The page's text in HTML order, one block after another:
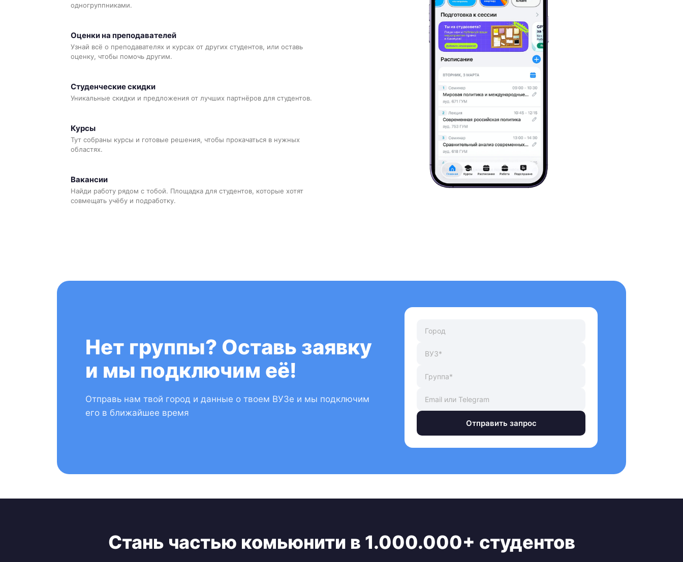
одногруппниками.
Оценки на преподавателей
Узнай всё о преподавателях и курсах от других студентов, или оставь
оценку, чтобы помочь другим.
Студенческие скидки
Уникальные скидки и предложения от лучших партнёров для студентов.
Курсы
Тут собраны курсы и готовые решения, чтобы прокачаться в нужных
областях.
Вакансии
Найди работу рядом с тобой. Площадка для студентов, которые хотят
совмещать учёбу и подработку.
Нет группы? Оставь заявку
и мы подключим её!
Отправь нам твой город и данные о твоем ВУЗе и мы подключим
его в ближайшее время
Отправить запрос
Стань частью комьюнити в 1.000.000+ студентов